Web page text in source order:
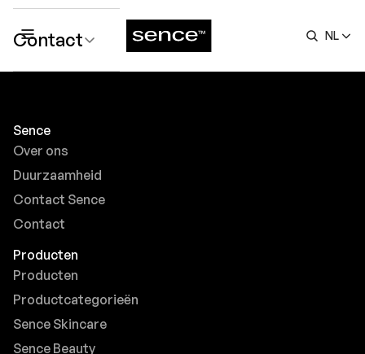
NL
Contact
submenu
Sence
Over ons
Duurzaamheid
Contact Sence
Contact
Producten
Producten
Productcategorieën
Sence Skincare
Sence Beauty